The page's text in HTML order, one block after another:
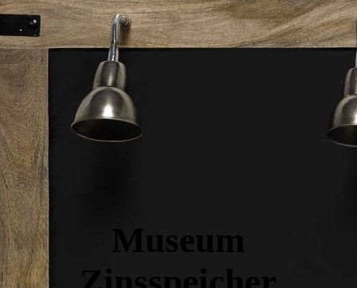
Museum